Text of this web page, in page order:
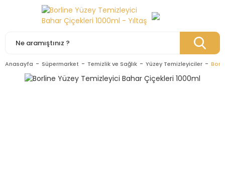
Anasayfa Süpermarket Temizlik ve Sağlık Yüzey Temizleyiciler